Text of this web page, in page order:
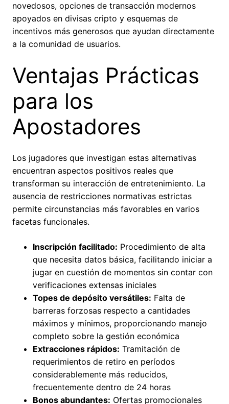
novedosos, opciones de transacción modernos
apoyados en divisas cripto y esquemas de
incentivos más generosos que ayudan directamente
a la comunidad de usuarios.
Ventajas Prácticas
para los
Apostadores
Los jugadores que investigan estas alternativas
encuentran aspectos positivos reales que
transforman su interacción de entretenimiento. La
ausencia de restricciones normativas estrictas
permite circunstancias más favorables en varios
facetas funcionales.
Inscripción facilitado: Procedimiento de alta
que necesita datos básica, facilitando iniciar a
jugar en cuestión de momentos sin contar con
verificaciones extensas iniciales
Topes de depósito versátiles: Falta de
barreras forzosas respecto a cantidades
máximos y mínimos, proporcionando manejo
completo sobre la gestión económica
Extracciones rápidos: Tramitación de
requerimientos de retiro en períodos
considerablemente más reducidos,
frecuentemente dentro de 24 horas
Bonos abundantes: Ofertas promocionales